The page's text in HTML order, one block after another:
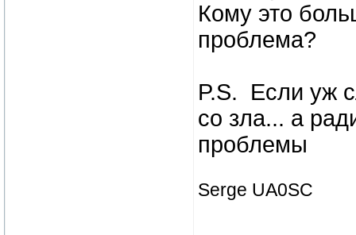
Кому это
проблема?
P.S. Если уж
со зла... а
проблемы
Serge UA0SC